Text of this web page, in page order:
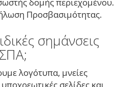
δομής περιεχομένου.
Προσβασιμότητας.
σημάνσεις
λογότυπα, μνείες